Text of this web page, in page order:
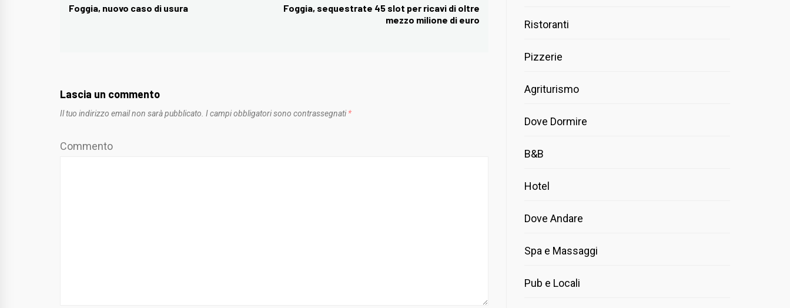
articoli
Previous
Foggia, nuovo caso di usura
Next
Foggia, sequestrate 45 slot per ricavi di oltre
mezzo milione di euro
Lascia un commento
Il tuo indirizzo email non sarà pubblicato. I campi obbligatori sono contrassegnati *
Commento
Ristoranti
Pizzerie
Agriturismo
Dove Dormire
B&B
Hotel
Dove Andare
Spa e Massaggi
Pub e Locali